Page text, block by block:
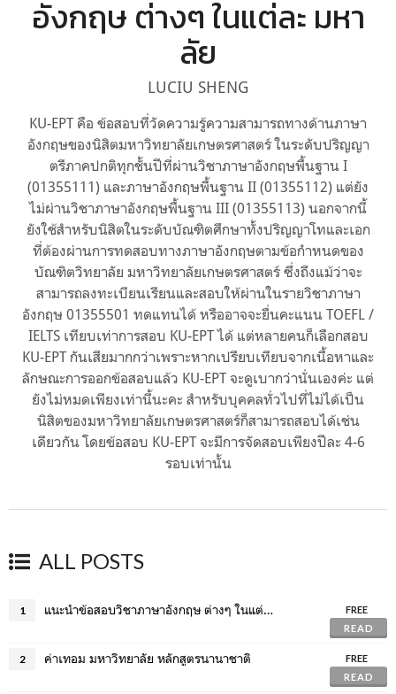
อังกฤษ ต่างๆ ในแต่ละ มหา
ลัย
LUCIU SHENG
KU-EPT คือ ข้อสอบที่วัดความรู้ความสามารถทางด้านภาษา
อังกฤษของนิสิตมหาวิทยาลัยเกษตรศาสตร์ ในระดับปริญญา
ตรีภาคปกติทุกชั้นปีที่ผ่านวิชาภาษาอังกฤษพื้นฐาน I
(01355111) และภาษาอังกฤษพื้นฐาน II (01355112) แต่ยัง
ไม่ผ่านวิชาภาษาอังกฤษพื้นฐาน III (01355113) นอกจากนี้
ยังใช้สำหรับนิสิตในระดับบัณฑิตศึกษาทั้งปริญญาโทและเอก
ที่ต้องผ่านการทดสอบทางภาษาอังกฤษตามข้อกำหนดของ
บัณฑิตวิทยาลัย มหาวิทยาลัยเกษตรศาสตร์ ซึ่งถึงแม้ว่าจะ
สามารถลงทะเบียนเรียนและสอบให้ผ่านในรายวิชาภาษา
อังกฤษ 01355501 ทดแทนได้ หรืออาจจะยื่นคะแนน TOEFL /
IELTS เทียบเท่าการสอบ KU-EPT ได้ แต่หลายคนก็เลือกสอบ
KU-EPT กันเสียมากกว่าเพราะหากเปรียบเทียบจากเนื้อหาและ
ลักษณะการออกข้อสอบแล้ว KU-EPT จะดูเบากว่านั่นเองค่ะ แต่
ยังไม่หมดเพียงเท่านี้นะคะ สำหรับบุคคลทั่วไปที่ไม่ได้เป็น
นิสิตของมหาวิทยาลัยเกษตรศาสตร์ก็สามารถสอบได้เช่น
เดียวกัน โดยข้อสอบ KU-EPT จะมีการจัดสอบเพียงปีละ 4-6
รอบเท่านั้น
ALL POSTS
1 แนะนำข้อสอบวิชาภาษาอังกฤษ ต่างๆ ในแต่ละ มหาลัย
FREE
READ
2 ค่าเทอม มหาวิทยาลัย หลักสูตรนานาชาติ
FREE
READ